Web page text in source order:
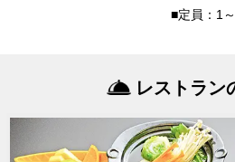
■定員：1
レストラン